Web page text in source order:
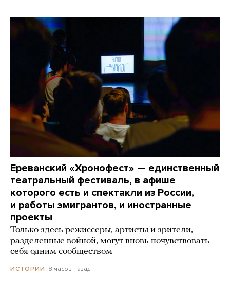
Ереванский «Хронофест» — единственный
театральный фестиваль, в афише
которого есть и спектакли из России,
и работы эмигрантов, и иностранные
проекты
Только здесь режиссеры, артисты и зрители,
разделенные войной, могут вновь почувствовать
себя одним сообществом
ИСТОРИИ 8 часов назад